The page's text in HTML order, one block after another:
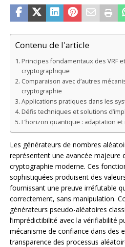
Contenu de l'article
Principes fondamentaux des VRF
cryptographique
Comparaison avec d’autres
cryptographie
Applications pratiques dans les
Défis techniques et solutions
L’horizon quantique : adaptation et
Les générateurs de nombres
représentent une avancée majeure
cryptographie moderne. Ces
sophistiquées produisent des
fournissant une preuve irréfutable
correctement, sans manipulation.
générateurs pseudo-aléatoires
l’imprédictibilité avec la vérifiabilité
mécanisme de confiance dans des
transparence des processus